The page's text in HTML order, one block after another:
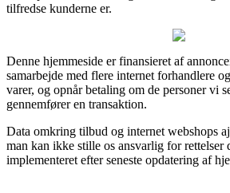
tilfredse kunderne er.
Denne hjemmeside er finansieret af
samarbejde med flere internet forhandlere
varer, og opnår betaling om de personer vi
gennemfører en transaktion.
Data omkring tilbud og internet webshops
man kan ikke stille os ansvarlig for rettelser
implementeret efter seneste opdatering af